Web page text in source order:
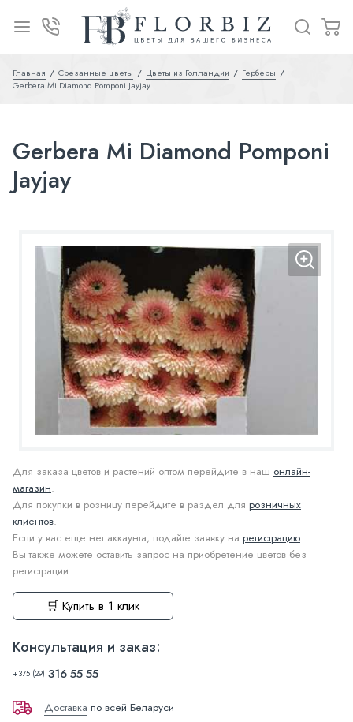
Главная Срезанные цветы Цветы из Голландии
Герберы
Gerbera Mi Diamond Pomponi Jayjay
Gerbera Mi Diamond Pomponi
Jayjay
Для заказа цветов и растений оптом перейдите в наш онлайн-
магазин.
Для покупки в розницу перейдите в раздел для розничных
клиентов.
Если у вас еще нет аккаунта, подайте заявку на регистрацию.
Вы также можете оставить запрос на приобретение цветов без
регистрации.
🛒 Купить в 1 клик
Консультация и заказ:
+375 (29) 316 55 55
Доставка по всей Беларуси